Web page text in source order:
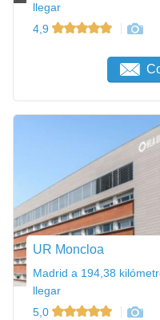
llegar
4,9
UR Moncloa
Madrid a 194,38
llegar
5,0